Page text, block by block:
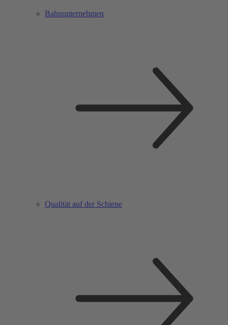
Bahnunternehmen
Qualität auf der Schiene